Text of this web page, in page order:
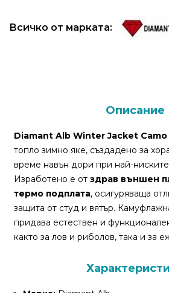
поводи
Плувки
за
риболов
Комплекти
Всичко от марката:
Описание
Diamant Alb Winter Jacket Camo
топло зимно яке, създадено за
време навън дори при най-
Изработено е от здрав външен
термо подплата, осигуряваща
защита от студ и вятър.
придава естествен и
както за лов и риболов, така и за